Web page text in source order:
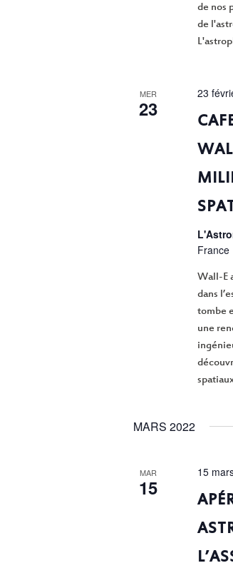
de nos
de
MER
23
23
France
Wall-E
dans
tombe
une
MARS 2022
MAR
15
15